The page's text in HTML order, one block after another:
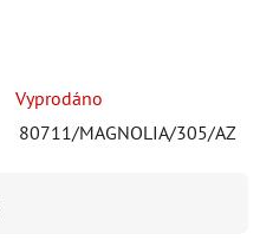
Vyprodáno
80711/MAGNOLIA/305/AZ